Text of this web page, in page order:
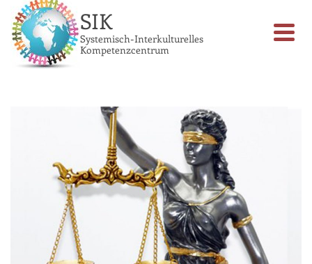
SIK
Systemisch-Interkulturelles
Kompetenzcentrum